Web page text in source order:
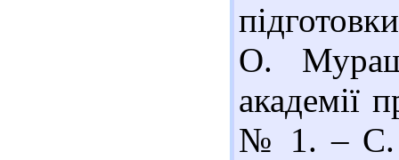
О.
академії
№ 1. – С.